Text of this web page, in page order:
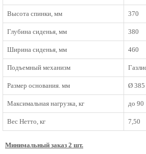
Высота спинки, мм 370
Глубина сиденья, мм 380
Ширина сиденья, мм 460
Подъемный механизм
Размер основания. мм Ø 385
Максимальная нагрузка, кг до 90
Вес Нетто, кг 7,50
Минимальный заказ 2 шт.